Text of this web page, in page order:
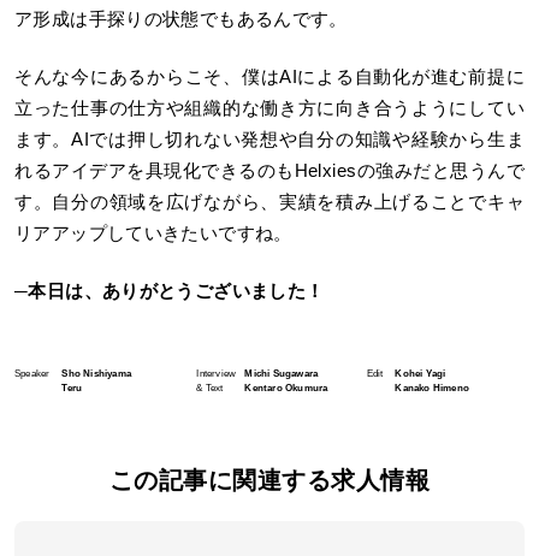
ア形成は手探りの状態でもあるんです。
そんな今にあるからこそ、僕はAIによる自動化が進む前提に
立った仕事の仕方や組織的な働き方に向き合うようにしてい
ます。AIでは押し切れない発想や自分の知識や経験から生ま
れるアイデアを具現化できるのもHelxiesの強みだと思うんで
す。自分の領域を広げながら、実績を積み上げることでキャ
リアアップしていきたいですね。
─本日は、ありがとうございました！
Speaker
Sho Nishiyama
Teru
Interview
& Text
Michi Sugawara
Kentaro Okumura
Edit
Kohei Yagi
Kanako Himeno
この記事に関連する求人情報